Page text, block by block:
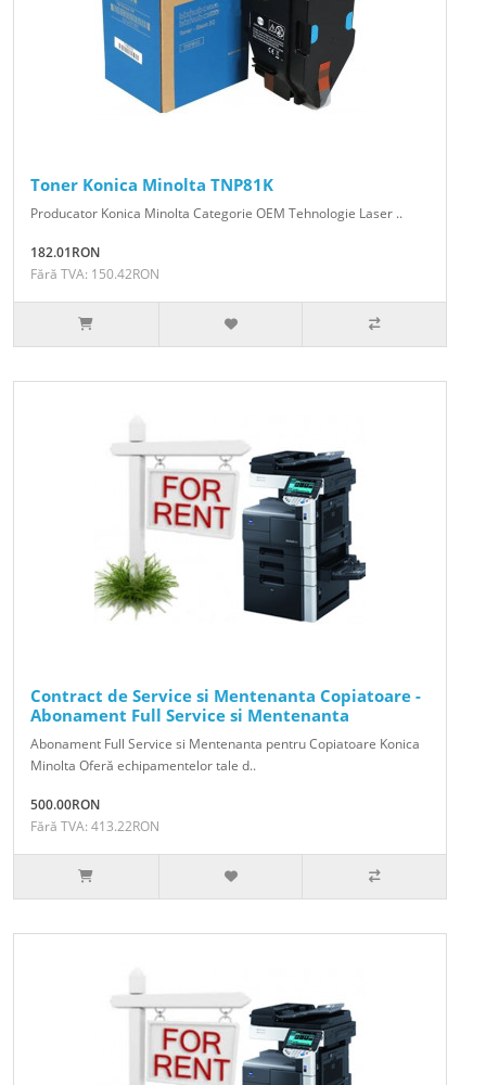
Toner Konica Minolta TNP81K
Producator Konica Minolta Categorie OEM Tehnologie Laser ..
182.01RON
Fără TVA: 150.42RON
Contract de Service si Mentenanta Copiatoare -
Abonament Full Service si Mentenanta
Abonament Full Service si Mentenanta pentru Copiatoare Konica
Minolta Oferă echipamentelor tale d..
500.00RON
Fără TVA: 413.22RON